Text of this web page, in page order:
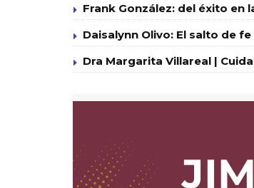
Frank González: del éxito en
Daisalynn Olivo: El salto de
Dra Margarita Villareal |